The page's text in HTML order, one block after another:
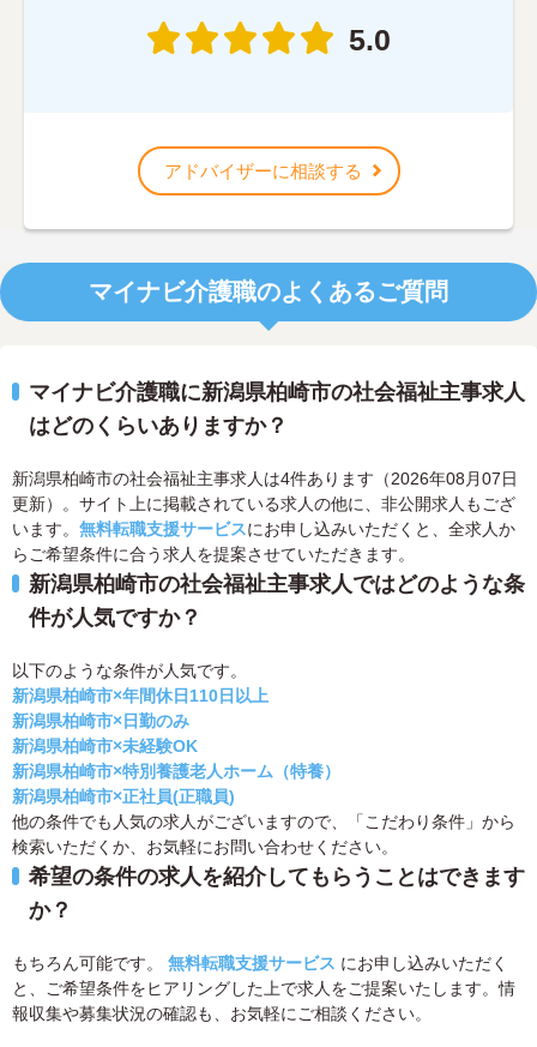
5.0
アドバイザーに相談する
マイナビ介護職のよくあるご質問
マイナビ介護職に新潟県柏崎市の社会福祉主事求人
はどのくらいありますか？
新潟県柏崎市の社会福祉主事求人は4件あります（2026年08月07日
更新）。サイト上に掲載されている求人の他に、非公開求人もござ
います。 無料転職支援サービスにお申し込みいただくと、全求人か
らご希望条件に合う求人を提案させていただきます。
新潟県柏崎市の社会福祉主事求人ではどのような条
件が人気ですか？
以下のような条件が人気です。
新潟県柏崎市×年間休日110日以上
新潟県柏崎市×日勤のみ
新潟県柏崎市×未経験OK
新潟県柏崎市×特別養護老人ホーム（特養）
新潟県柏崎市×正社員(正職員)
他の条件でも人気の求人がございますので、「こだわり条件」から
検索いただくか、お気軽にお問い合わせください。
希望の条件の求人を紹介してもらうことはできます
か？
もちろん可能です。 無料転職支援サービス にお申し込みいただく
と、ご希望条件をヒアリングした上で求人をご提案いたします。情
報収集や募集状況の確認も、お気軽にご相談ください。